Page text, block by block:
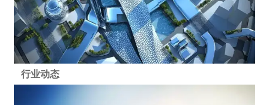
行业动态